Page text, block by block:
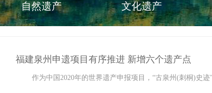
自然遗产 文化遗产
福建泉州申遗项目有序推进 新增六个遗产点
作为中国2020年的世界遗产申报项目，“古泉州(刺桐)史迹